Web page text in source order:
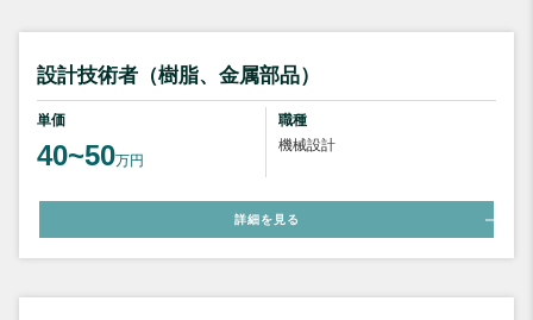
設計技術者（樹脂、金属部品）
単価
40~50万円
職種
機械設計
詳細を見る